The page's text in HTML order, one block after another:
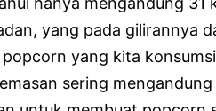
yang pada gilirannya
yang kita
sering